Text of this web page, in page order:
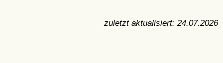
zuletzt aktualisiert: 24.07.2026